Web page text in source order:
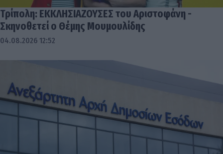
Τρίπολη: ΕΚΚΛΗΣΙΑΖΟΥΣΕΣ του Αριστοφάνη -
Σκηνοθετεί ο Θέμης Μουμουλίδης
04.08.2026 12:52